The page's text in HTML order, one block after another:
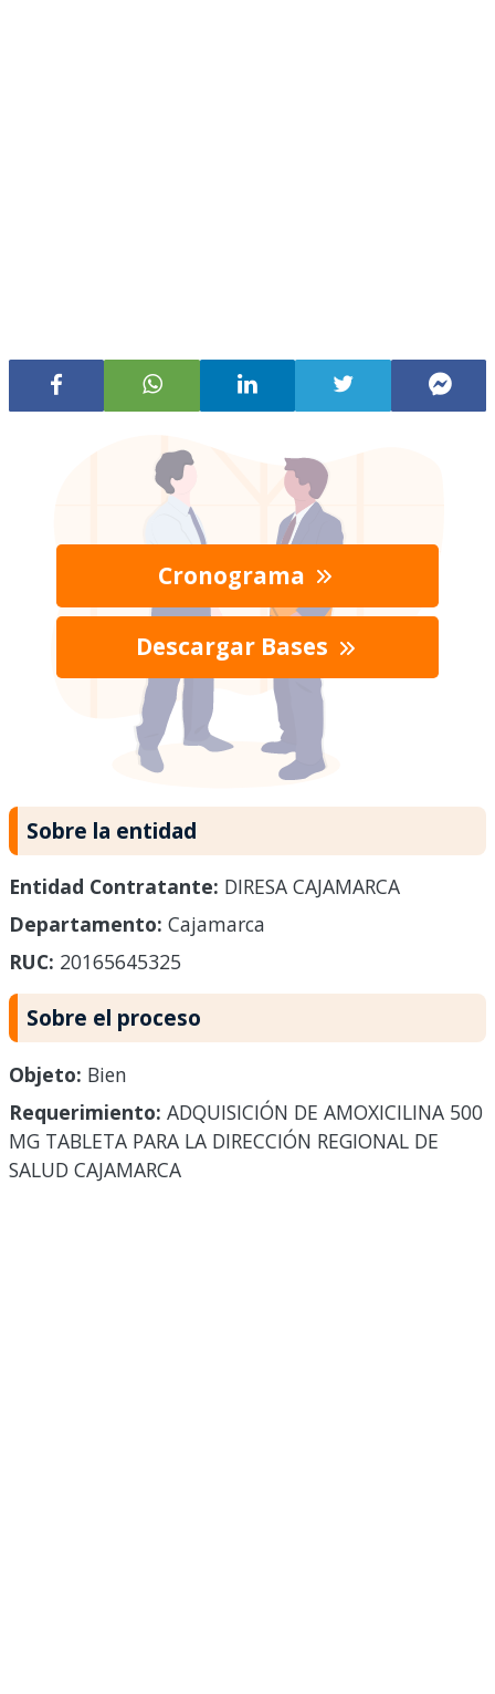
Cronograma
Descargar Bases
Sobre la entidad
Entidad Contratante: DIRESA CAJAMARCA
Departamento: Cajamarca
RUC: 20165645325
Sobre el proceso
Objeto: Bien
Requerimiento: ADQUISICIÓN DE AMOXICILINA 500
MG TABLETA PARA LA DIRECCIÓN REGIONAL DE
SALUD CAJAMARCA